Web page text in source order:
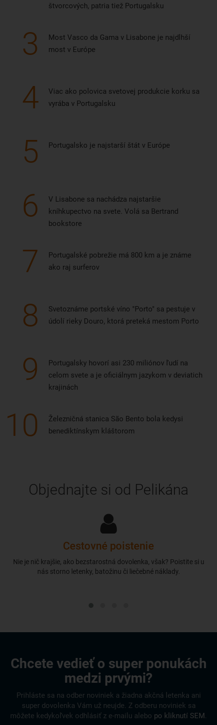
štvorcových, patria tiež Portugalsku
3
Most Vasco da Gama v Lisabone je najdlhší
most v Európe
4
Viac ako polovica svetovej produkcie korku sa
vyrába v Portugalsku
5 Portugalsko je najstarší štát v Európe
6
V Lisabone sa nachádza najstaršie
kníhkupectvo na svete. Volá sa Bertrand
bookstore
7
Portugalské pobrežie má 800 km a je známe
ako raj surferov
8
Svetoznáme portské víno "Porto" sa pestuje v
údolí rieky Douro, ktorá preteká mestom Porto
9
Portugalsky hovorí asi 230 miliónov ľudí na
celom svete a je oficiálnym jazykom v deviatich
krajinách
10
Železničná stanica São Bento bola kedysi
benediktínskym kláštorom
Objednajte si od Pelikána
Cestovné poistenie
Nie je nič krajšie, ako bezstarostná dovolenka, však? Poistite si u
nás storno letenky, batožinu či liečebné náklady.
Chcete vedieť o super ponukách
medzi prvými?
Prihláste sa na odber noviniek a žiadna akčná letenka ani
super dovolenka Vám už neujde. Z odberu noviniek sa
môžete kedykoľvek odhlásiť z e-mailu alebo po kliknutí SEM.